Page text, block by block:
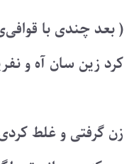
( بعد چندی با
کرد زین سان آه و
زن گرفتی و غلط